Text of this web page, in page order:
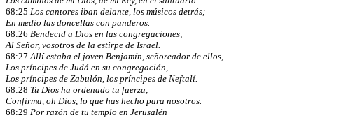
68:25 Los cantores iban delante, los músicos detrás;
En medio las doncellas con panderos.
68:26 Bendecid a Dios en las congregaciones;
Al Señor, vosotros de la estirpe de Israel.
68:27Allí estaba el joven Benjamín, señoreador de ellos,
Los príncipes de Judá en su congregación,
Los príncipes de Zabulón, los príncipes de Neftalí.
68:28 Tu Dios ha ordenado tu fuerza;
Confirma, oh Dios, lo que has hecho para nosotros.
68:29 Por razón de tu templo en Jerusalén